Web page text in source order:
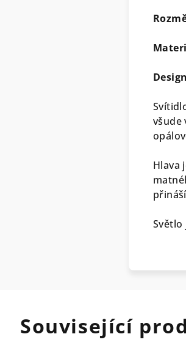
všude
Hlava
Světlo
Související